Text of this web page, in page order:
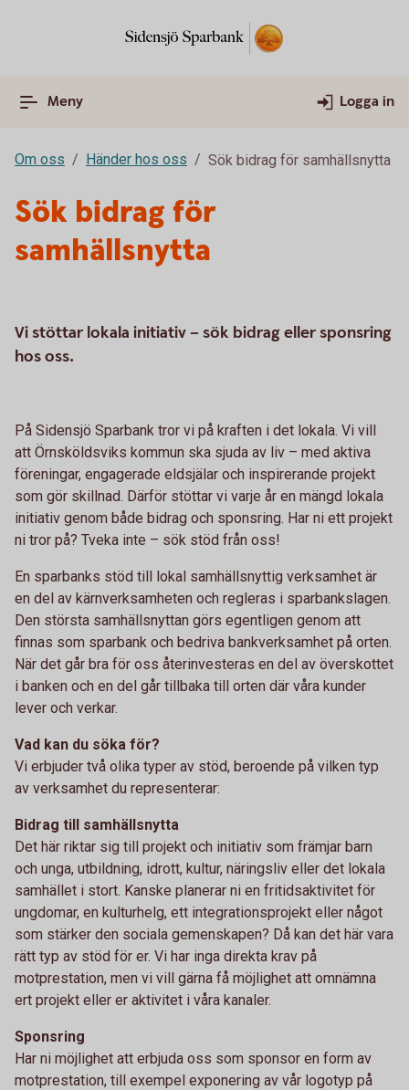
Meny Logga in
Om oss Händer hos oss Sök bidrag för samhällsnytta
Sök bidrag för
samhällsnytta
Vi stöttar lokala initiativ – sök bidrag eller sponsring
hos oss.
På Sidensjö Sparbank tror vi på kraften i det lokala. Vi vill
att Örnsköldsviks kommun ska sjuda av liv – med aktiva
föreningar, engagerade eldsjälar och inspirerande projekt
som gör skillnad. Därför stöttar vi varje år en mängd lokala
initiativ genom både bidrag och sponsring. Har ni ett projekt
ni tror på? Tveka inte – sök stöd från oss!
En sparbanks stöd till lokal samhällsnyttig verksamhet är
en del av kärnverksamheten och regleras i sparbankslagen.
Den största samhällsnyttan görs egentligen genom att
finnas som sparbank och bedriva bankverksamhet på orten.
När det går bra för oss återinvesteras en del av överskottet
i banken och en del går tillbaka till orten där våra kunder
lever och verkar.
Vad kan du söka för?
Vi erbjuder två olika typer av stöd, beroende på vilken typ
av verksamhet du representerar:
Bidrag till samhällsnytta
Det här riktar sig till projekt och initiativ som främjar barn
och unga, utbildning, idrott, kultur, näringsliv eller det lokala
samhället i stort. Kanske planerar ni en fritidsaktivitet för
ungdomar, en kulturhelg, ett integrationsprojekt eller något
som stärker den sociala gemenskapen? Då kan det här vara
rätt typ av stöd för er. Vi har inga direkta krav på
motprestation, men vi vill gärna få möjlighet att omnämna
ert projekt eller er aktivitet i våra kanaler.
Sponsring
Har ni möjlighet att erbjuda oss som sponsor en form av
motprestation, till exempel exponering av vår logotyp på